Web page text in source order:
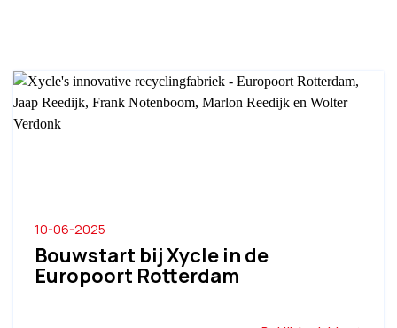
10-06-2025
Bouwstart bij Xycle in de
Europoort Rotterdam